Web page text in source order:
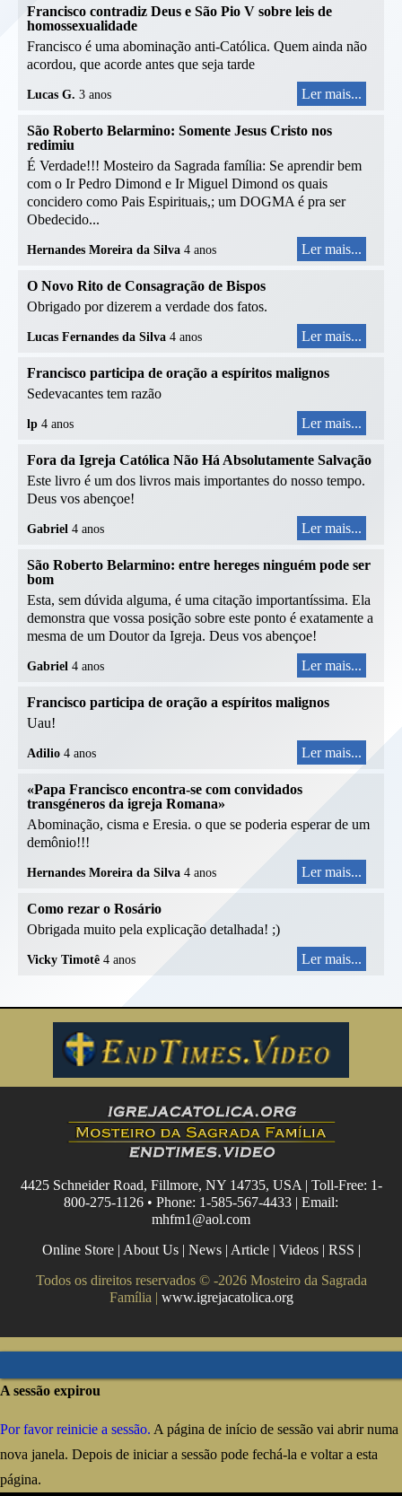
Francisco contradiz Deus e São Pio V sobre leis de
homossexualidade
Francisco é uma abominação anti-Católica. Quem ainda não
acordou, que acorde antes que seja tarde
Lucas G. 3 anos Ler mais...
São Roberto Belarmino: Somente Jesus Cristo nos
redimiu
É Verdade!!! Mosteiro da Sagrada família: Se aprendir bem
com o Ir Pedro Dimond e Ir Miguel Dimond os quais
concidero como Pais Espirituais,; um DOGMA é pra ser
Obedecido...
Hernandes Moreira da Silva 4 anos Ler mais...
O Novo Rito de Consagração de Bispos
Obrigado por dizerem a verdade dos fatos.
Lucas Fernandes da Silva 4 anos Ler mais...
Francisco participa de oração a espíritos malignos
Sedevacantes tem razão
lp 4 anos Ler mais...
Fora da Igreja Católica Não Há Absolutamente Salvação
Este livro é um dos livros mais importantes do nosso tempo.
Deus vos abençoe!
Gabriel 4 anos Ler mais...
São Roberto Belarmino: entre hereges ninguém pode ser
bom
Esta, sem dúvida alguma, é uma citação importantíssima. Ela
demonstra que vossa posição sobre este ponto é exatamente a
mesma de um Doutor da Igreja. Deus vos abençoe!
Gabriel 4 anos Ler mais...
Francisco participa de oração a espíritos malignos
Uau!
Adilio 4 anos Ler mais...
«Papa Francisco encontra-se com convidados
transgéneros da igreja Romana»
Abominação, cisma e Eresia. o que se poderia esperar de um
demônio!!!
Hernandes Moreira da Silva 4 anos Ler mais...
Como rezar o Rosário
Obrigada muito pela explicação detalhada! ;)
Vicky Timotê 4 anos Ler mais...
4425 Schneider Road, Fillmore, NY 14735, USA | Toll-Free: 1-
800-275-1126 • Phone: 1-585-567-4433 | Email:
mhfm1@aol.com
Online Store| About Us| News| Article| Videos| RSS |
Todos os direitos reservados © -2026 Mosteiro da Sagrada
Família | www.igrejacatolica.org
A sessão expirou
Por favor reinicie a sessão. A página de início de sessão vai abrir numa
nova janela. Depois de iniciar a sessão pode fechá-la e voltar a esta
página.